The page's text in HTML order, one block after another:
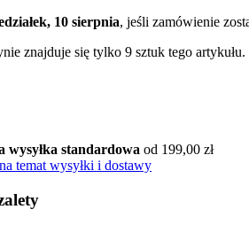
10 sierpnia, jeśli zamówienie
znajduje się tylko 9 sztuk tego
wysyłka standardowa od 199,00 zł
temat wysyłki i dostawy